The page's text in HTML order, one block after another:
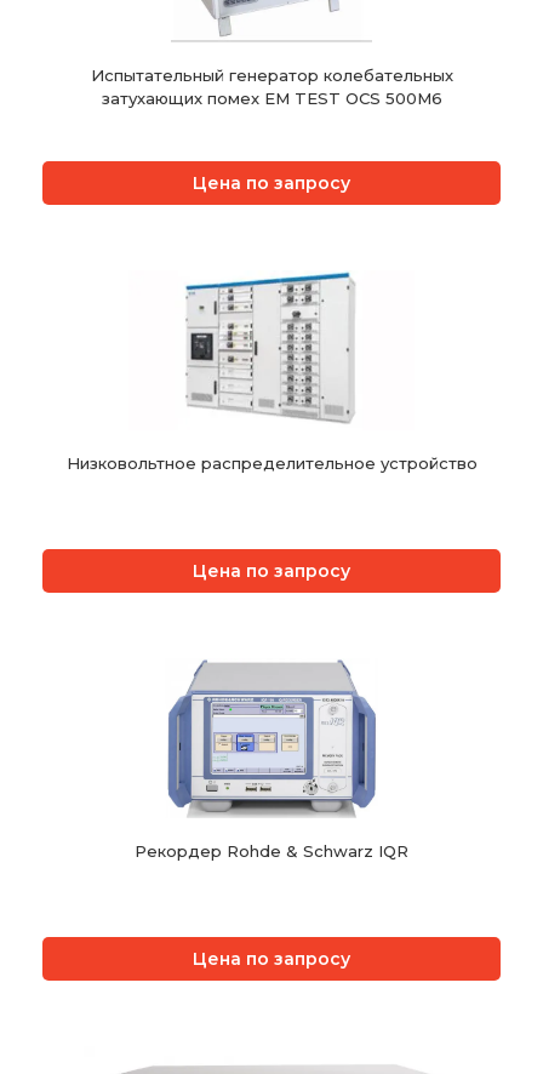
Испытательный генератор колебательных
затухающих помех EM TEST OCS 500M6
Цена по запросу
Низковольтное распределительное устройство
Цена по запросу
Рекордер Rohde & Schwarz IQR
Цена по запросу